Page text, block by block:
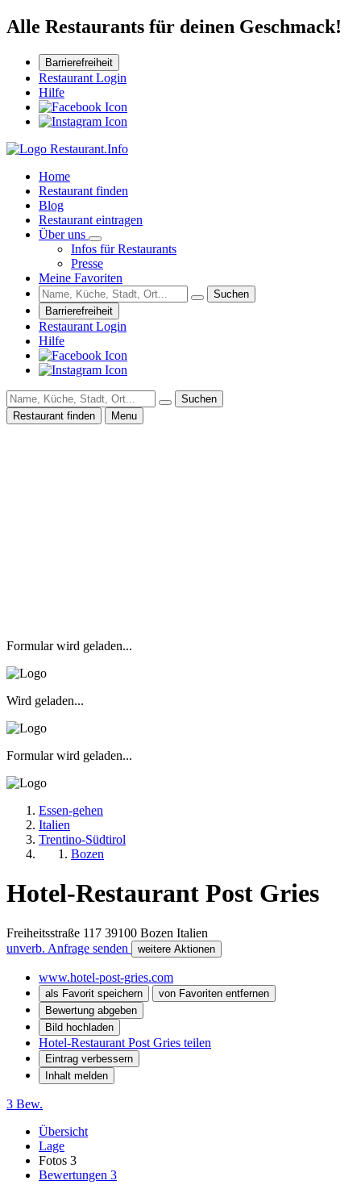
Alle Restaurants für deinen Geschmack!
Barrierefreiheit
Restaurant Login
Hilfe
Home
Restaurant finden
Blog
Restaurant eintragen
Über uns
Infos für Restaurants
Presse
Meine Favoriten
Suchen
Barrierefreiheit
Restaurant Login
Hilfe
Suchen
Restaurant finden
Menu
Formular wird geladen...
Wird geladen...
Formular wird geladen...
Essen-gehen
Italien
Trentino-Südtirol
Bozen
Hotel-Restaurant Post Gries
Freiheitsstraße 117 39100 Bozen Italien
unverb. Anfrage senden
weitere Aktionen
www.hotel-post-gries.com
als Favorit speichern
von Favoriten entfernen
Bewertung abgeben
Bild hochladen
Hotel-Restaurant Post Gries teilen
Eintrag verbessern
Inhalt melden
3 Bew.
Übersicht
Lage
Fotos 3
Bewertungen 3